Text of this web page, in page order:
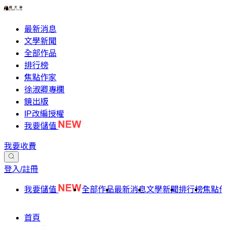
最新消息
文學新聞
全部作品
排行榜
焦點作家
徐淑卿專欄
鏡出版
IP改編授權
我要儲值
我要收費
登入/註冊
我要儲值 全部作品最新消息文學新聞排行榜焦點
首頁